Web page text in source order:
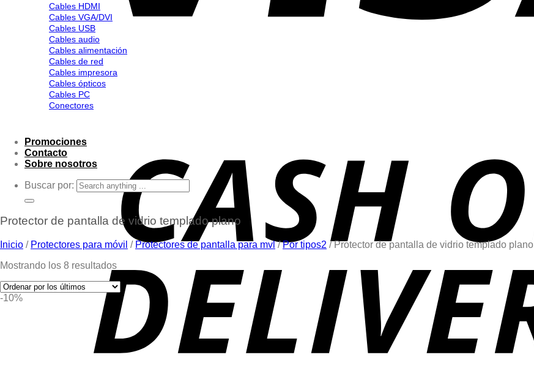
Cables HDMI
Cables VGA/DVI
Cables USB
Cables audio
Cables alimentación
Cables de red
Cables impresora
Cables ópticos
Cables PC
Conectores
Promociones
Contacto
Sobre nosotros
Buscar por:
Protector de pantalla de vidrio templado plano
Inicio / Protectores para móvil / Protectores de pantalla para mvl / Por tipos2 /Protector de pantalla de vidrio templado plano
Mostrando los 8 resultados
-10%